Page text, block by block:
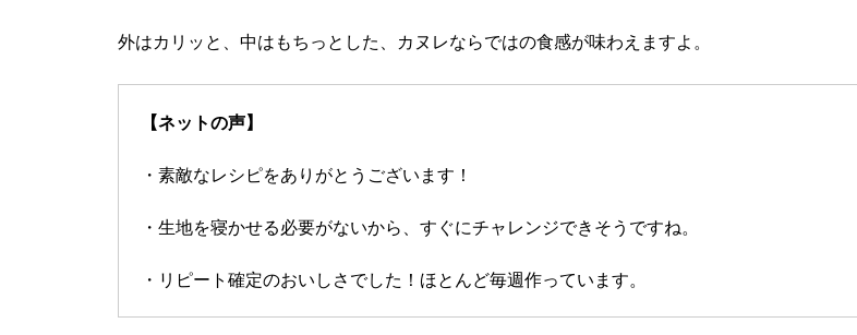
外はカリッと、中はもちっとした、カヌレならではの食感が味わえますよ。
【ネットの声】
・素敵なレシピをありがとうございます！
・生地を寝かせる必要がないから、すぐにチャレンジできそうですね。
・リピート確定のおいしさでした！ほとんど毎週作っています。